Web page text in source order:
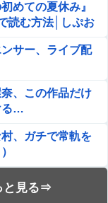
めての夏休み』
読む方法│しぷお
サー、ライブ配
、この作品だけ
る…
、ガチで常軌を
んなハードコア
画あり）
と見る⇒